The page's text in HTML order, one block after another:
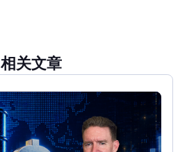
相关文章